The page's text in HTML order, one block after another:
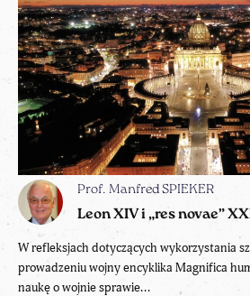
Prof. Manfred SPIEKER
Leon XIV i „res novae”
W refleksjach dotyczących wykorzystania
prowadzeniu wojny encyklika Magnifica
naukę o wojnie sprawie...